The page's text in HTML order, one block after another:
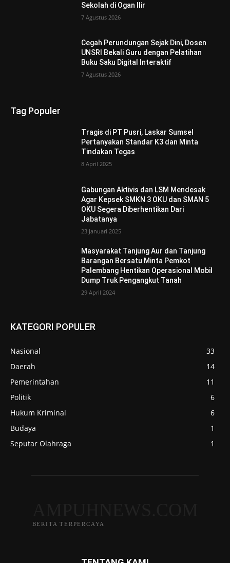
Sekolah di Ogan Ilir
7 Agustus 2026
Cegah Perundungan Sejak Dini, Dosen
UNSRI Bekali Guru dengan Pelatihan
Buku Saku Digital Interaktif
7 Agustus 2026
Tag Populer
Tragis di PT Pusri, Laskar Sumsel
Pertanyakan Standar K3 dan Minta
Tindakan Tegas
8 April 2025
Gabungan Aktivis dan LSM Mendesak
Agar Kepsek SMKN 3 OKU dan SMAN 5
OKU Segera Diberhentikan Dari
Jabatanya
23 Januari 2025
Masyarakat Tanjung Aur dan Tanjung
Barangan Bersatu Minta Pemkot
Palembang Hentikan Operasional Mobil
Dump Truk Pengangkut Tanah
29 April 2024
KATEGORI POPULER
Nasional
33
Daerah
14
Pemerintahan
11
Politik
6
Hukum Kriminal
6
Budaya
1
Seputar Olahraga
1
BERITA TERPERCAYA